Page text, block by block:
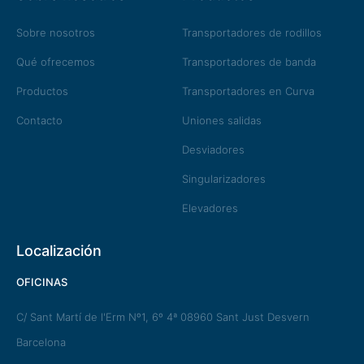
Sobre nosotros
Qué ofrecemos
Productos
Contacto
Transportadores de rodillos
Transportadores de banda
Transportadores en Curva
Uniones salidas
Desviadores
Singularizadores
Elevadores
Localización
OFICINAS
C/ Sant Martí de l'Erm Nº1, 6º 4ª 08960 Sant Just Desvern
Barcelona